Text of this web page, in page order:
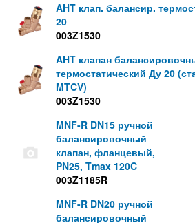
AHT клап. балансир.
20
003Z1530
AHT клапан
термостатический Ду 20
MTCV)
003Z1530
MNF-R DN15 ручной
балансировочный
клапан, фланцевый,
PN25, Tmax 120C
003Z1185R
MNF-R DN20 ручной
балансировочный